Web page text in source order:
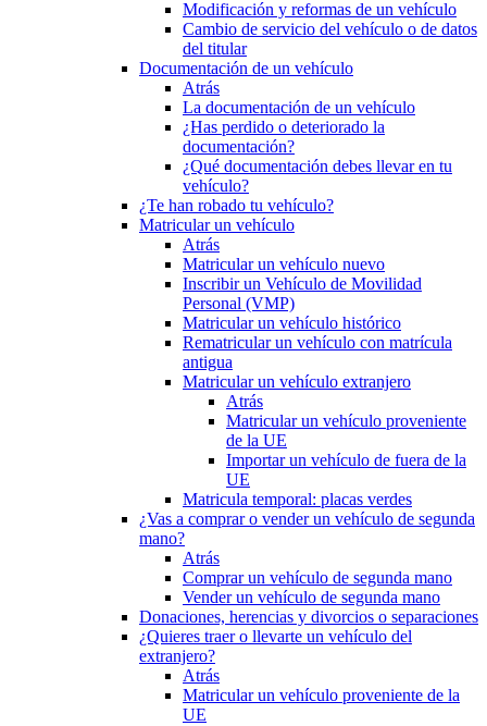
Modificación y reformas de un vehículo
Cambio de servicio del vehículo o de datos
del titular
Documentación de un vehículo
Atrás
La documentación de un vehículo
¿Has perdido o deteriorado la
documentación?
¿Qué documentación debes llevar en tu
vehículo?
¿Te han robado tu vehículo?
Matricular un vehículo
Atrás
Matricular un vehículo nuevo
Inscribir un Vehículo de Movilidad
Personal (VMP)
Matricular un vehículo histórico
Rematricular un vehículo con matrícula
antigua
Matricular un vehículo extranjero
Atrás
Matricular un vehículo proveniente
de la UE
Importar un vehículo de fuera de la
UE
Matricula temporal: placas verdes
¿Vas a comprar o vender un vehículo de segunda
mano?
Atrás
Comprar un vehículo de segunda mano
Vender un vehículo de segunda mano
Donaciones, herencias y divorcios o separaciones
¿Quieres traer o llevarte un vehículo del
extranjero?
Atrás
Matricular un vehículo proveniente de la
UE